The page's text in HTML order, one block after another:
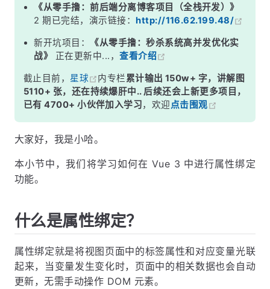
《从零手撸：前后端分离博客项目（全栈开发）》
2 期已完结，演示链接： http://116.62.199.48/
新开坑项目：
《从零手撸：秒杀系统高并发优化实
战》
正在更新中...，查看介绍
截止目前， 星球 内专栏累计输出 150w+ 字，讲解图
5110+ 张，还在持续爆肝中.. 后续还会上新更多项目，
已有 4700+ 小伙伴加入学习，欢迎点击围观
大家好，我是小哈。
本小节中，我们将学习如何在 Vue 3 中进行属性绑定
功能。
什么是属性绑定？
属性绑定就是将视图页面中的标签属性和对应变量光联
起来，当变量发生变化时，页面中的相关数据也会自动
更新，无需手动操作 DOM 元素。